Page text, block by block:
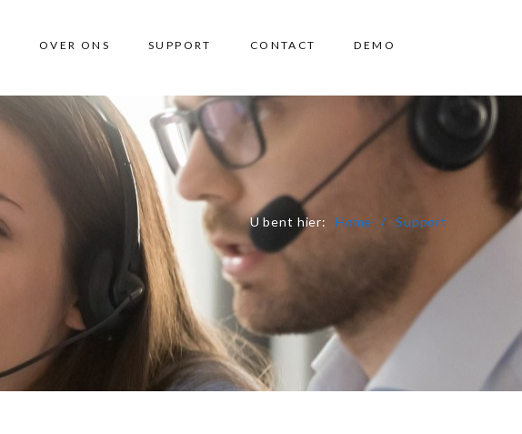
OVER ONS SUPPORT CONTACT DEMO
U bent hier: Home Support